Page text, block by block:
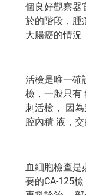
個良好觀察器
於的階段，腫
大腸癌的情況
活檢是唯一確
檢，一般只有
刺活檢， 因
腔內積 液，
血細胞檢查是
要的CA-125